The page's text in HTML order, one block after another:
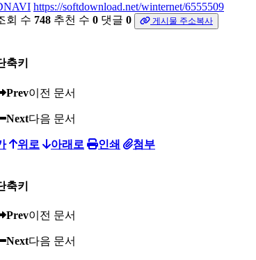
https://softdownload.net/winternet/6555509
회 수 748 추천 수 0 댓글 0 게시물 주소복사
축키
Prev이전 문서
Next다음 문서
위로 아래로 인쇄 첨부
축키
Prev이전 문서
Next다음 문서